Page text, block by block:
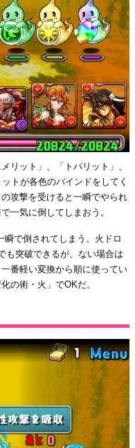
リット」、「トパリット」、
トが各色のバインドをしてく
攻撃を受けると一瞬でやられ
一気に倒してしまおう。
瞬で倒されてしまう。火ドロ
も突破できるが、ない場合は
番軽い変換から順に使ってい
の術・火」でOKだ。